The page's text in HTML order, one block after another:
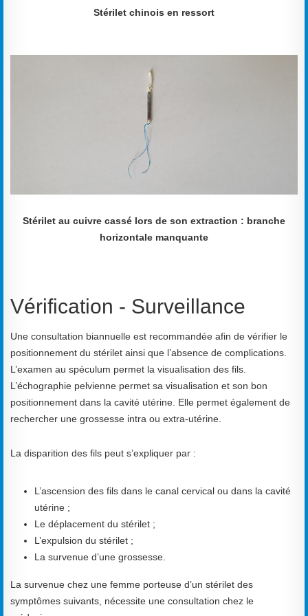
Stérilet chinois en ressort
Stérilet au cuivre cassé lors de son extraction : branche
horizontale manquante
Vérification - Surveillance
Une consultation biannuelle est recommandée afin de vérifier le
positionnement du stérilet ainsi que l’absence de complications.
L’examen au spéculum permet la visualisation des fils.
L’échographie pelvienne permet sa visualisation et son bon
positionnement dans la cavité utérine. Elle permet également de
rechercher une grossesse intra ou extra-utérine.
La disparition des fils peut s’expliquer par :
L’ascension des fils dans le canal cervical ou dans la cavité
utérine ;
Le déplacement du stérilet ;
L’expulsion du stérilet ;
La survenue d’une grossesse.
La survenue chez une femme porteuse d’un stérilet des
symptômes suivants, nécessite une consultation chez le